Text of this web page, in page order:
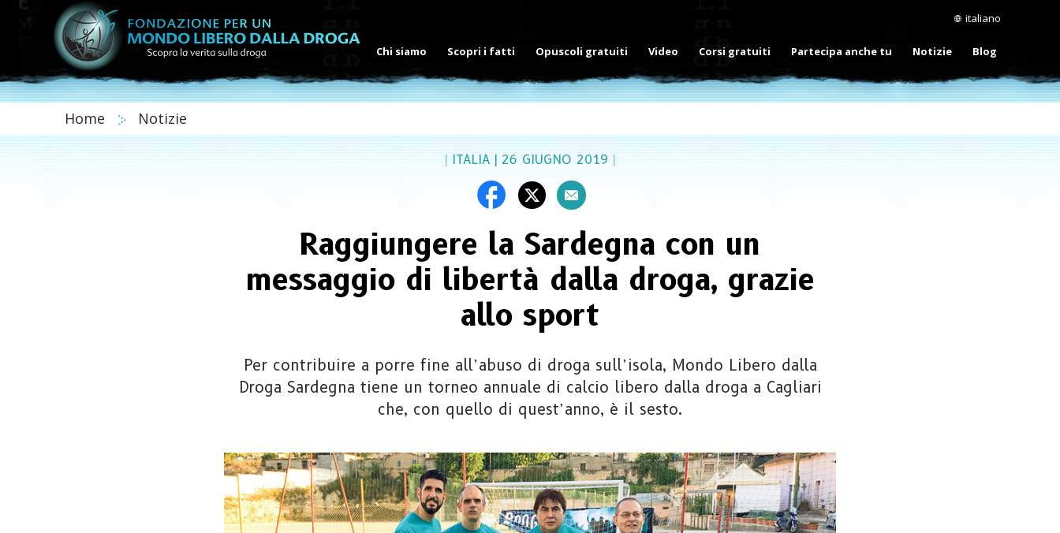
italiano
Chi siamo Scopri i fatti Opuscoli gratuiti Video Corsi gratuiti Partecipa anche tu Notizie Blog
Home Notizie
| ITALIA | 26 GIUGNO 2019 |
Raggiungere la Sardegna con un
messaggio di libertà dalla droga, grazie
allo sport
Per contribuire a porre fine all’abuso di droga sull’isola, Mondo Libero dalla
Droga Sardegna tiene un torneo annuale di calcio libero dalla droga a Cagliari
che, con quello di quest’anno, è il sesto.